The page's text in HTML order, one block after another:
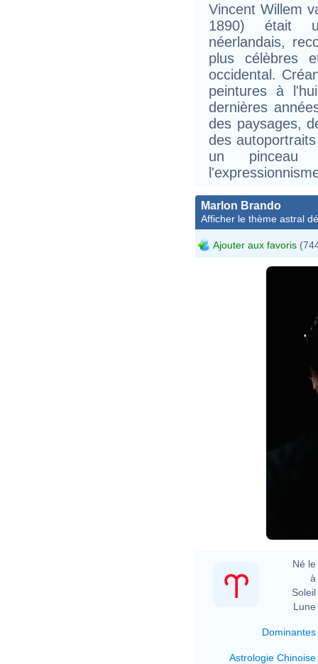
Vincent Willem
1890) était
néerlandais,
plus célèbres
occidental.
peintures à
dernières
des paysages,
des
un pinceau
Marlon Brando
Afficher le thème astral
Ajouter aux favoris
Né le
à
Soleil
Lune
Dominantes
Astrologie Chinoise